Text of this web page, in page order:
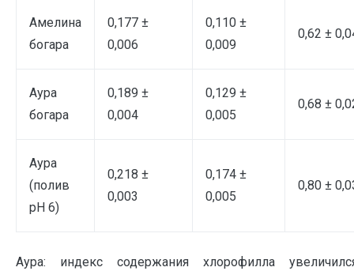
Амелина
богара
0,177 ±
0,006
0,110 ±
0,009
0,62 ±
Аура
богара
0,189 ±
0,004
0,129 ±
0,005
0,68 ±
Аура
(полив
рН 6)
0,218 ±
0,003
0,174 ±
0,005
0,80 ±
Аура: индекс содержания хлорофилла